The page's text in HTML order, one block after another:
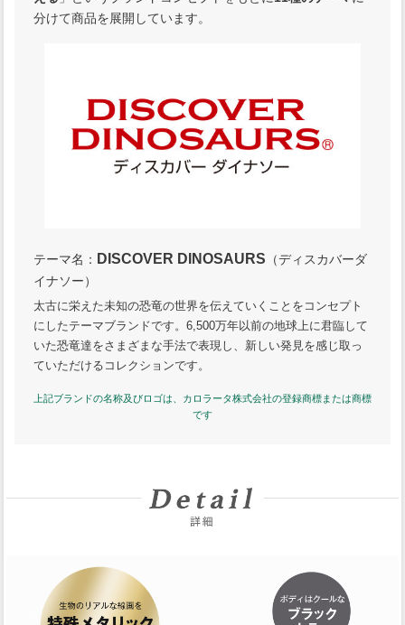
分けて商品を展開しています。
テーマ名： DISCOVER DINOSAURS （ディスカバーダ
イナソー）
太古に栄えた未知の恐竜の世界を伝えていくことをコンセプト
にしたテーマブランドです。6,500万年以前の地球上に君臨して
いた恐竜達をさまざまな手法で表現し、新しい発見を感じ取っ
ていただけるコレクションです。
上記ブランドの名称及びロゴは、カロラータ株式会社の登録商標または商標
です